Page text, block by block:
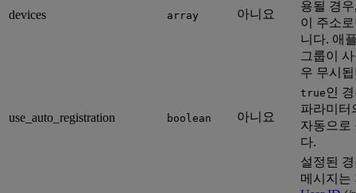
devices array 아니요
용될 경
이 주소
니다. 애
그룹이
우 무시
use_auto_registration boolean 아니요
true 인
파라미터
자동으로
다.
설정된
메시지는